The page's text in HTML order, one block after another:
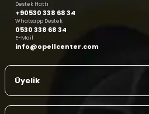
Destek Hattı
+90530 338 68 34
Whatsapp Destek
0530 338 68 34
E-Mail
info@opellcenter.com
Üyelik